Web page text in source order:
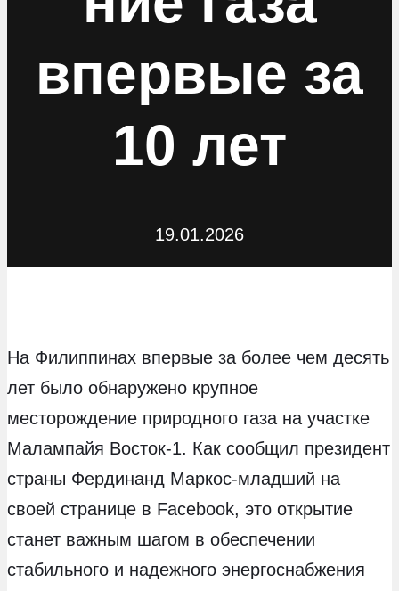
впервые за
10 лет
19.01.2026
На Филиппинах впервые за более чем десять
лет было обнаружено крупное
месторождение природного газа на участке
Малампайя Восток-1. Как сообщил президент
страны Фердинанд Маркос-младший на
своей странице в Facebook, это открытие
станет важным шагом в обеспечении
стабильного и надежного энергоснабжения